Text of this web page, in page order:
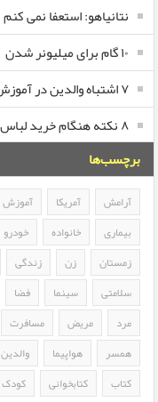
نتانیاهو: استعفا نمی کنم
۱۰ گام برای میلیونر شدن
۷ اشتباه والدین در آموزش مسائل مالی به کودکان
۸ نکته هنگام خرید لباس
برچسب‌ها
آرامش آمریکا آموزش
بیماری
خانواده خودرو
زمستان
زن زندگی
سلامتی
سینما فضا
مرد
مریض مسافرت
همسر
هواپیما والدین
کتاب
کتابخوانی کودک